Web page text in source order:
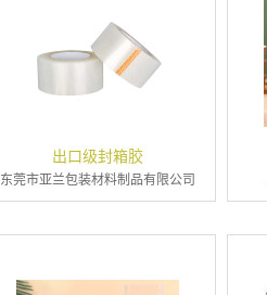
出口级封箱胶
东莞市亚兰包装材料制品有限公司